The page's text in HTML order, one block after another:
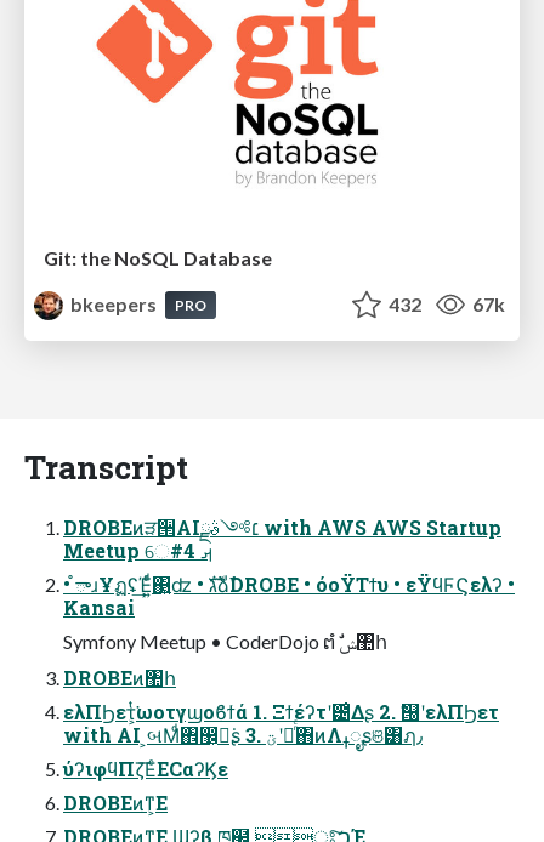
Git: the NoSQL Database
bkeepers
PRO 432 67k
Transcript
DROBEͷੜ੒AI׆༻ࣄྫ with AWS AWS Startup
Meetup େࡕ #4
• ֯ాɹҰฏʢ͢Έ͍ͩͬ΃͍ʣ • גࣜձࣾDROBE • όοΫΤϯυ • εΫϥϜϚελʔ •
Kansai
Symfony Meetup • CoderDojo ຕํ ࣗݾ঺հ
DROBEͷ঺հ
ελΠϦετ͕ͭ͘ωοτγϣοϐϯά 1. Ξϯέʔτʹ౴͑Δʂ 2. ࣗ୐ʹελΠϦετ
with AI ͕બΜͩ঎඼͕ಧ͘ʂ 3. ؾʹೖͬͨ΋ͷΛߪೖʂଞ͸ฦ٫
ύʔιφϥΠζ͞ΕͨECαʔϏε
DROBEͷͳ͕Ε
DROBEͷͳ͕Ε Ϣʔβ ཁ๬ ਃ͠ࠐΈ